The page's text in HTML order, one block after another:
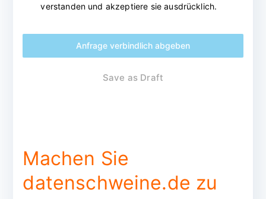
verstanden und akzeptiere sie ausdrücklich.
Anfrage verbindlich abgeben
Save as Draft
Machen Sie
datenschweine.de zu